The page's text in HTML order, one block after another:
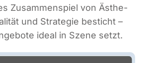
Zusam­men­spiel von Ästhe­
und Stra­te­gie besticht –
ide­al in Sze­ne setzt.